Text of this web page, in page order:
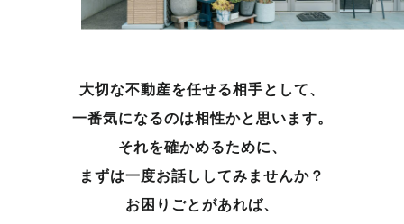
大切な不動産を任せる相手として、
一番気になるのは相性かと思います。
それを確かめるために、
まずは一度お話ししてみませんか？
お困りごとがあれば、